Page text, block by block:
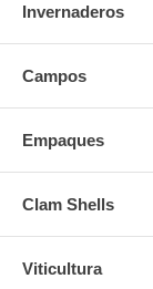
Invernaderos
Campos
Empaques
Clam Shells
Viticultura